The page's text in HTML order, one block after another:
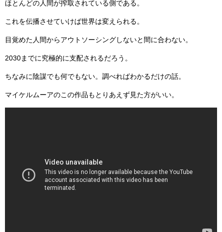
ほとんどの人間が搾取されている側である。
これを伝播させていけば世界は変えられる。
目覚めた人間からアウトソーシングしないと間に合わない。
2030までに究極的に支配されるだろう。
ちなみに陰謀でも何でもない。調べればわかるだけの話。
マイケルムーアのこの作品もとりあえず見た方がいい。